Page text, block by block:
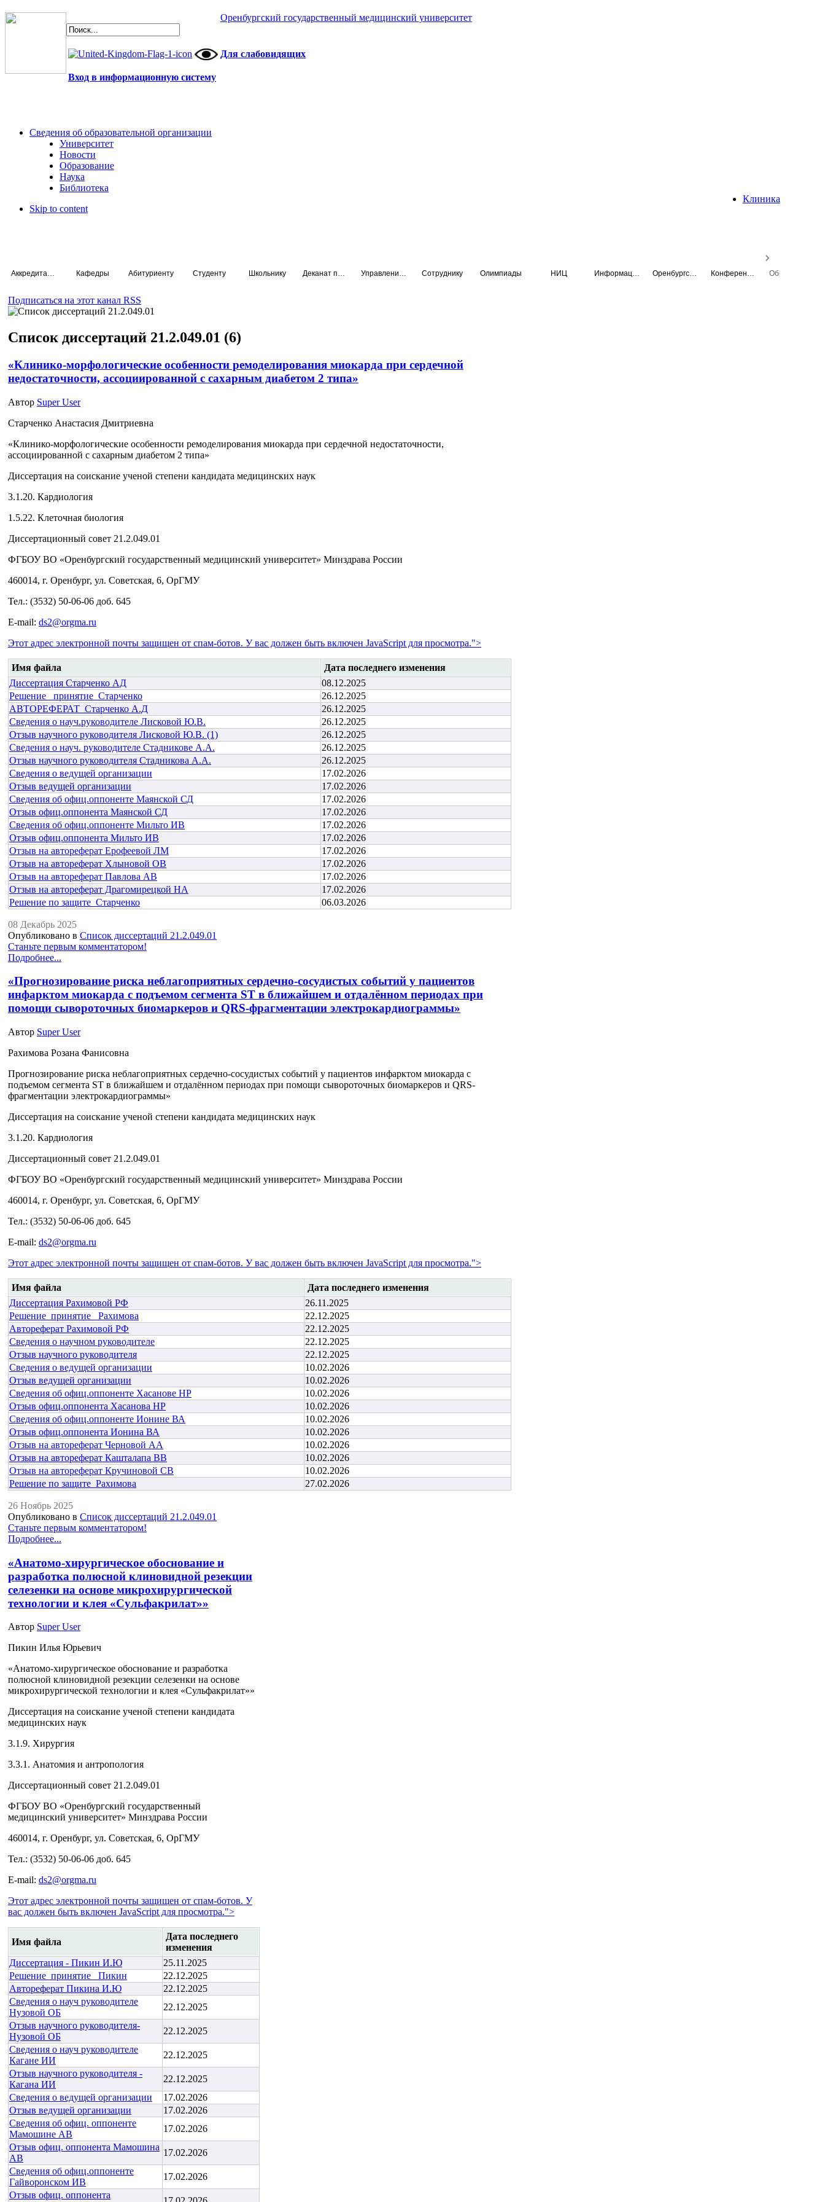
Оренбургский государственный медицинский университет
Для слабовидящих
Вход в информационную систему
Сведения об образовательной организации
Университет
Новости
Образование
Наука
Библиотека
Клиника
Skip to content
Кафедры Абитуриенту Студенту Школьнику Сотруднику Олимпиады НИЦ
Подписаться на этот канал RSS
Список диссертаций 21.2.049.01 (6)
«Клинико-морфологические особенности ремоделирования миокарда при сердечной
недостаточности, ассоциированной с сахарным диабетом 2 типа»
Автор Super User
Старченко Анастасия Дмитриевна
«Клинико-морфологические особенности ремоделирования миокарда при сердечной недостаточности,
ассоциированной с сахарным диабетом 2 типа»
Диссертация на соискание ученой степени кандидата медицинских наук
3.1.20. Кардиология
1.5.22. Клеточная биология
Диссертационный совет 21.2.049.01
ФГБОУ ВО «Оренбургский государственный медицинский университет» Минздрава России
460014, г. Оренбург, ул. Советская, 6, ОрГМУ
Тел.: (3532) 50-06-06 доб. 645
E-mail: ds2@orgma.ru
Этот адрес электронной почты защищен от спам-ботов. У вас должен быть включен JavaScript для просмотра.">
Имя файла
Дата последнего изменения
Диссертация Старченко АД
08.12.2025
Решение_ принятие_Старченко
26.12.2025
АВТОРЕФЕРАТ_Старченко А.Д
26.12.2025
Сведения о науч.руководителе Лисковой Ю.В.
26.12.2025
Отзыв научного руководителя Лисковой Ю.В. (1)
26.12.2025
Сведения о науч. руководителе Стадникове А.А.
26.12.2025
Отзыв научного руководителя Стадникова А.А.
26.12.2025
Сведения о ведущей организации
17.02.2026
Отзыв ведущей организации
17.02.2026
Сведения об офиц.оппоненте Маянской СД
17.02.2026
Отзыв офиц.оппонента Маянской СД
17.02.2026
Сведения об офиц.оппоненте Мильто ИВ
17.02.2026
Отзыв офиц.оппонента Мильто ИВ
17.02.2026
Отзыв на автореферат Ерофеевой ЛМ
17.02.2026
Отзыв на автореферат Хлыновой ОВ
17.02.2026
Отзыв на автореферат Павлова АВ
17.02.2026
Отзыв на автореферат Драгомирецкой НА
17.02.2026
Решение по защите_Старченко
06.03.2026
08 Декабрь 2025
Опубликовано в Список диссертаций 21.2.049.01
Станьте первым комментатором!
Подробнее...
«Прогнозирование риска неблагоприятных сердечно-сосудистых событий у пациентов
инфарктом миокарда с подъемом сегмента ST в ближайшем и отдалённом периодах при
помощи сывороточных биомаркеров и QRS-фрагментации электрокардиограммы»
Автор Super User
Рахимова Розана Фанисовна
Прогнозирование риска неблагоприятных сердечно-сосудистых событий у пациентов инфарктом миокарда с
подъемом сегмента ST в ближайшем и отдалённом периодах при помощи сывороточных биомаркеров и QRS-
фрагментации электрокардиограммы»
Диссертация на соискание ученой степени кандидата медицинских наук
3.1.20. Кардиология
Диссертационный совет 21.2.049.01
ФГБОУ ВО «Оренбургский государственный медицинский университет» Минздрава России
460014, г. Оренбург, ул. Советская, 6, ОрГМУ
Тел.: (3532) 50-06-06 доб. 645
E-mail: ds2@orgma.ru
Этот адрес электронной почты защищен от спам-ботов. У вас должен быть включен JavaScript для просмотра.">
Имя файла
Дата последнего изменения
Диссертация Рахимовой РФ
26.11.2025
Решение_принятие_ Рахимова
22.12.2025
Автореферат Рахимовой РФ
22.12.2025
Сведения о научном руководителе
22.12.2025
Отзыв научного руководителя
22.12.2025
Сведения о ведущей организации
10.02.2026
Отзыв ведущей организации
10.02.2026
Сведения об офиц.оппоненте Хасанове НР
10.02.2026
Отзыв офиц.оппонента Хасанова НР
10.02.2026
Сведения об офиц.оппоненте Ионине ВА
10.02.2026
Отзыв офиц.оппонента Ионина ВА
10.02.2026
Отзыв на автореферат Черновой АА
10.02.2026
Отзыв на автореферат Кашталапа ВВ
10.02.2026
Отзыв на автореферат Кручиновой СВ
10.02.2026
Решение по защите_Рахимова
27.02.2026
26 Ноябрь 2025
Опубликовано в Список диссертаций 21.2.049.01
Станьте первым комментатором!
Подробнее...
«Анатомо-хирургическое обоснование и
разработка полюсной клиновидной резекции
селезенки на основе микрохирургической
технологии и клея «Сульфакрилат»»
Автор Super User
Пикин Илья Юрьевич
«Анатомо-хирургическое обоснование и разработка
полюсной клиновидной резекции селезенки на основе
микрохирургической технологии и клея «Сульфакрилат»»
Диссертация на соискание ученой степени кандидата
медицинских наук
3.1.9. Хирургия
3.3.1. Анатомия и антропология
Диссертационный совет 21.2.049.01
ФГБОУ ВО «Оренбургский государственный
медицинский университет» Минздрава России
460014, г. Оренбург, ул. Советская, 6, ОрГМУ
Тел.: (3532) 50-06-06 доб. 645
E-mail: ds2@orgma.ru
Этот адрес электронной почты защищен от спам-ботов. У
вас должен быть включен JavaScript для просмотра.">
Имя файла
Дата последнего
изменения
Диссертация - Пикин И.Ю
25.11.2025
Решение_принятие_ Пикин
22.12.2025
Автореферат Пикина И.Ю
22.12.2025
Сведения о науч руководителе
Нузовой ОБ
22.12.2025
Отзыв научного руководителя-
Нузовой ОБ
22.12.2025
Сведения о науч руководителе
Кагане ИИ
22.12.2025
Отзыв научного руководителя -
Кагана ИИ
22.12.2025
Сведения о ведущей организации
17.02.2026
Отзыв ведущей организации
17.02.2026
Сведения об офиц. оппоненте
Мамошине АВ
17.02.2026
Отзыв офиц. оппонента Мамошина
АВ
17.02.2026
Сведения об офиц.оппоненте
Гайворонском ИВ
17.02.2026
Отзыв офиц. оппонента